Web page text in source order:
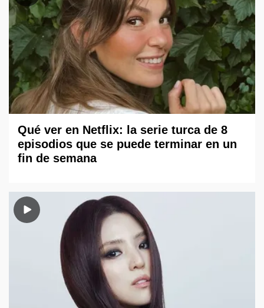
Qué ver en Netflix: la serie turca de 8
episodios que se puede terminar en un
fin de semana